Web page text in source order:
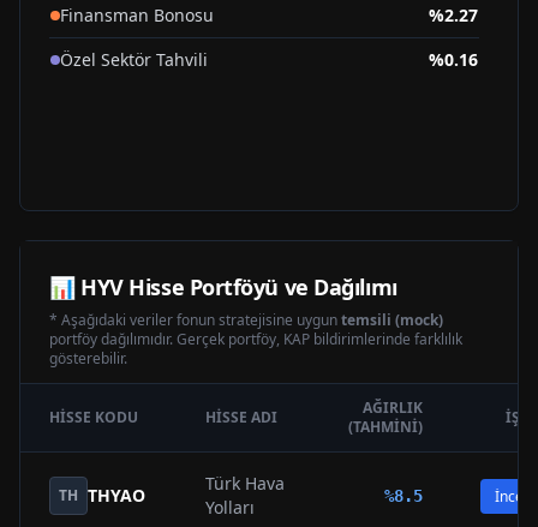
Finansman Bonosu
%2.27
Özel Sektör Tahvili
%0.16
📊 HYVHisse Portföyü ve Dağılımı
* Aşağıdaki veriler fonun stratejisine uyguntemsili (mock)
portföy dağılımıdır. Gerçek portföy, KAP bildirimlerinde farklılık
gösterebilir.
HISSE KODU HISSE ADI
AĞIRLIK
(TAHMINI)
TH THYAO
Türk Hava
Yolları
%8.5 İncele